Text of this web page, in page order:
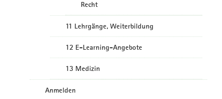
Recht
11 Lehrgänge, Weiterbildung
12 E-Learning-Angebote
13 Medizin
Anmelden